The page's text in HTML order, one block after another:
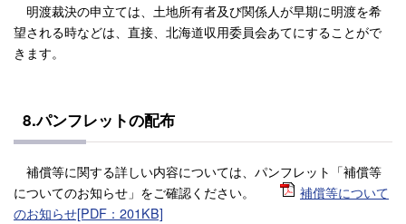
明渡裁決の申立ては、土地所有者及び関係人が早期に明渡を希
望される時などは、直接、北海道収用委員会あてにすることがで
きます。
8.パンフレットの配布
補償等に関する詳しい内容については、パンフレット「補償等
についてのお知らせ」をご確認ください。
補償等について
のお知らせ[PDF：201KB]